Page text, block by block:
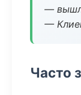
—
—
Часто